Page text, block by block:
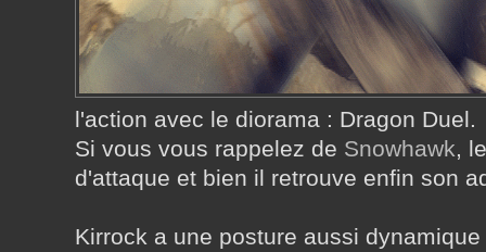
l'action avec le diorama : Dragon Duel.
Si vous vous rappelez de Snowhawk,
d'attaque et bien il retrouve enfin son
Kirrock a une posture aussi